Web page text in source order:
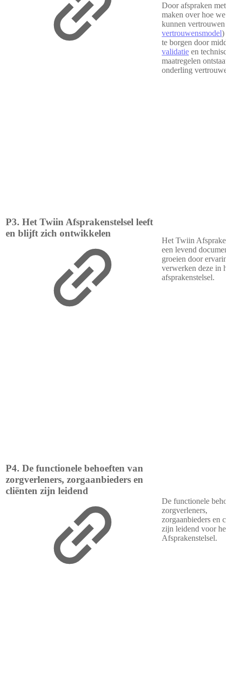
Door afspraken met
maken over hoe we
kunnen vertrouwen
vertrouwensmodel)
te borgen door
validatie en
maatregelen ontstaat
onderling
P3. Het Twiin Afsprakenstelsel leeft
en blijft zich ontwikkelen
Het Twiin
een levend
groeien door
verwerken deze in
afsprakenstelsel.
P4. De functionele behoeften van
zorgverleners, zorgaanbieders en
cliënten zijn leidend
De functionele
zorgverleners,
zorgaanbieders en
zijn leidend voor
Afsprakenstelsel.